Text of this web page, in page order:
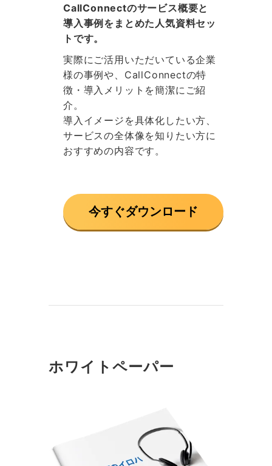
CallConnectのサービス概要と
導入事例をまとめた人気資料セッ
トです。
実際にご活用いただいている企業
様の事例や、 CallConnectの特
徴・導入メリットを簡潔にご紹
介。
導入イメージを具体化したい方、
サービスの全体像を知りたい方に
おすすめの内容です。
今すぐダウンロード
ホワイトペーパー